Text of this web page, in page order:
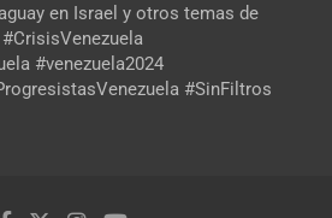
en Israel y otros temas de
#venezuela2024
#SinFiltros